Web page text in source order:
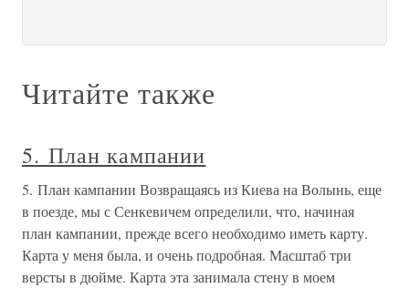
Читайте также
5. План кампании
5. План кампании Возвращаясь из Киева на Волынь, еще
в поезде, мы с Сенкевичем определили, что, начиная
план кампании, прежде всего необходимо иметь карту.
Карта у меня была, и очень подробная. Масштаб три
версты в дюйме. Карта эта занимала стену в моем